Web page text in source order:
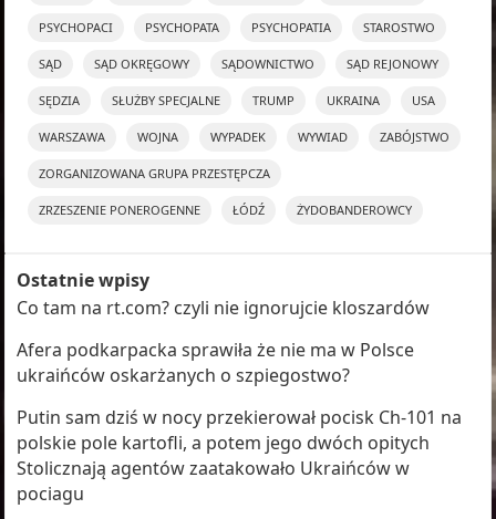
PSYCHOPACI PSYCHOPATA PSYCHOPATIA STAROSTWO
SĄD SĄD OKRĘGOWY SĄDOWNICTWO SĄD REJONOWY
SĘDZIA SŁUŻBY SPECJALNE TRUMP UKRAINA USA
WARSZAWA WOJNA WYPADEK WYWIAD ZABÓJSTWO
ZORGANIZOWANA GRUPA PRZESTĘPCZA
ZRZESZENIE PONEROGENNE ŁÓDŹ ŻYDOBANDEROWCY
Ostatnie wpisy
Co tam na rt.com? czyli nie ignorujcie kloszardów
Afera podkarpacka sprawiła że nie ma w Polsce
ukraińców oskarżanych o szpiegostwo?
Putin sam dziś w nocy przekierował pocisk Ch-101 na
polskie pole kartofli, a potem jego dwóch opitych
Stolicznają agentów zaatakowało Ukraińców w
pociagu